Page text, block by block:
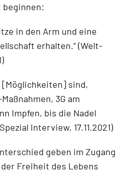
beginnen:
in den Arm und eine
erhalten.“ (Welt-
[Möglichkeiten] sind,
3G am
Impfen, bis die Nadel
Interview, 17.11.2021)
geben im Zugang
Freiheit des Lebens